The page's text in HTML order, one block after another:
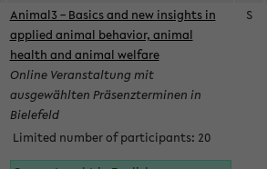
Animal3 – Basics and new insights in
applied animal behavior, animal
health and animal welfare
Online Veranstaltung mit
ausgewählten Präsenzterminen in
Bielefeld
Limited number of participants: 20
S